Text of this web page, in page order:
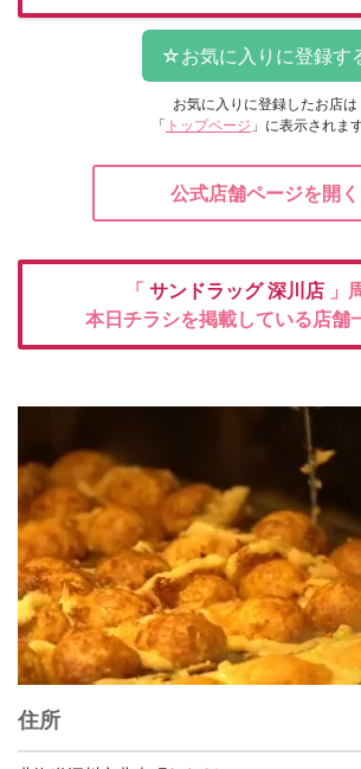
お気に入りに登録したお店は
「 トップページ 」に表示されます
公式店舗ページを開く
「 サンドラッグ深川店 」
本日チラシを掲載している店舗
住所